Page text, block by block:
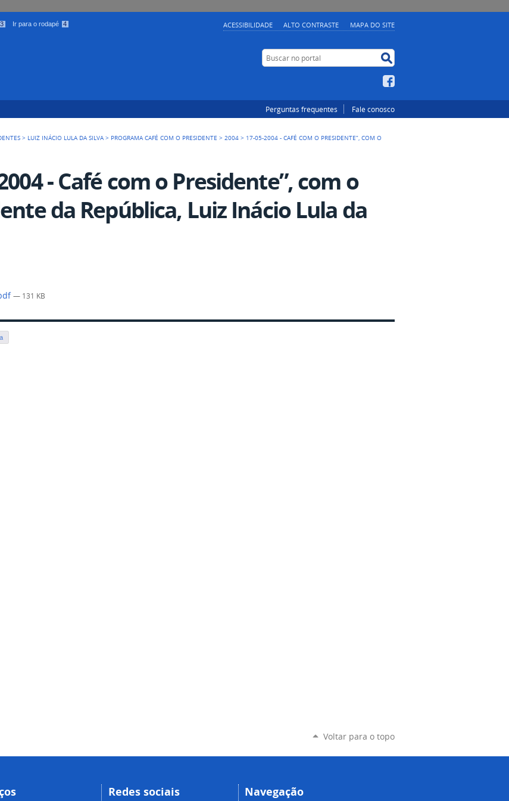
3 Ir para o rodapé 4 ACESSIBILIDADE ALTO CONTRASTE MAPA DO SITE
Buscar no portal
Perguntas frequentes Fale conosco
> LUIZ INÁCIO LULA DA SILVA > PROGRAMA CAFÉ COM O PRESIDENTE >2004 > 17-05-2004 - CAFÉ COM O PRESIDENTE”, COM O
- Café com o Presidente”, com o
da República, Luiz Inácio Lula da
— 131 KB
Voltar para o topo
Redes sociais Navegação